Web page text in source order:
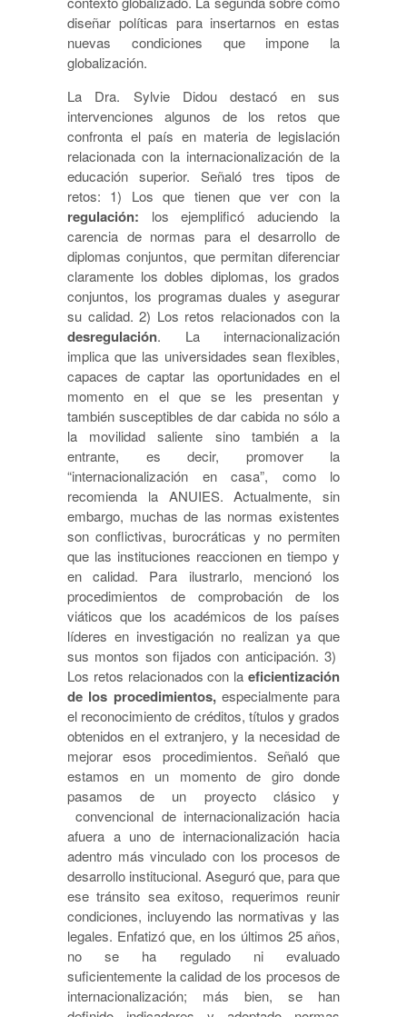
diseñar políticas para insertarnos en estas
nuevas condiciones que impone la
globalización.
La Dra. Sylvie Didou destacó en sus
intervenciones algunos de los retos que
confronta el país en materia de legislación
relacionada con la internacionalización de la
educación superior. Señaló tres tipos de
retos: 1) Los que tienen que ver con la
regulación: los ejemplificó aduciendo la
carencia de normas para el desarrollo de
diplomas conjuntos, que permitan diferenciar
claramente los dobles diplomas, los grados
conjuntos, los programas duales y asegurar
su calidad. 2) Los retos relacionados con la
desregulación. La internacionalización
implica que las universidades sean flexibles,
capaces de captar las oportunidades en el
momento en el que se les presentan y
también susceptibles de dar cabida no sólo a
la movilidad saliente sino también a la
entrante, es decir, promover la
“internacionalización en casa”, como lo
recomienda la ANUIES. Actualmente, sin
embargo, muchas de las normas existentes
son conflictivas, burocráticas y no permiten
que las instituciones reaccionen en tiempo y
en calidad. Para ilustrarlo, mencionó los
procedimientos de comprobación de los
viáticos que los académicos de los países
líderes en investigación no realizan ya que
sus montos son fijados con anticipación. 3)
Los retos relacionados con la eficientización
de los procedimientos,especialmente para
el reconocimiento de créditos, títulos y grados
obtenidos en el extranjero, y la necesidad de
mejorar esos procedimientos. Señaló que
estamos en un momento de giro donde
pasamos de un proyecto clásico y
convencional de internacionalización hacia
afuera a uno de internacionalización hacia
adentro más vinculado con los procesos de
desarrollo institucional. Aseguró que, para que
ese tránsito sea exitoso, requerimos reunir
condiciones, incluyendo las normativas y las
legales. Enfatizó que, en los últimos 25 años,
no se ha regulado ni evaluado
suficientemente la calidad de los procesos de
internacionalización; más bien, se han